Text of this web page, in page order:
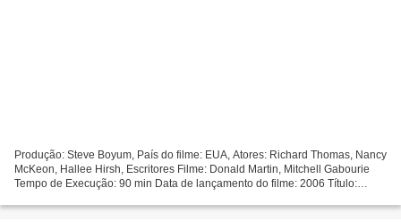
Produção: Steve Boyum, País do filme: EUA, Atores: Richard Thomas, Nancy
McKeon, Hallee Hirsh, Escritores Filme: Donald Martin, Mitchell Gabourie
Tempo de Execução: 90 min Data de lançamento do filme: 2006 Título:
#################################...